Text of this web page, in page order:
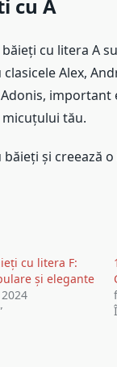
cu A
cu litera A
Alex,
important
tău.
și creează
cu litera F:
și elegante